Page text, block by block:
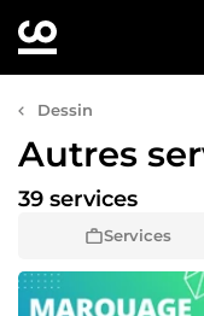
Dessin
Autres
Services
39 services